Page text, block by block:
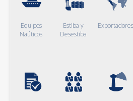
Equipos
Naúticos
Estiba y
Desestiba
Exportadores